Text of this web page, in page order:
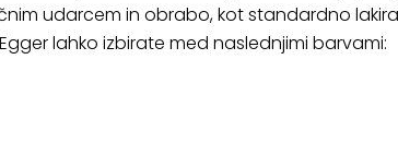
udarcem in obrabo, kot standardno
lahko izbirate med naslednjimi barvami: